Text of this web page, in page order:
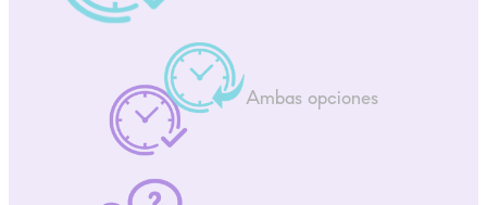
Ambas opciones